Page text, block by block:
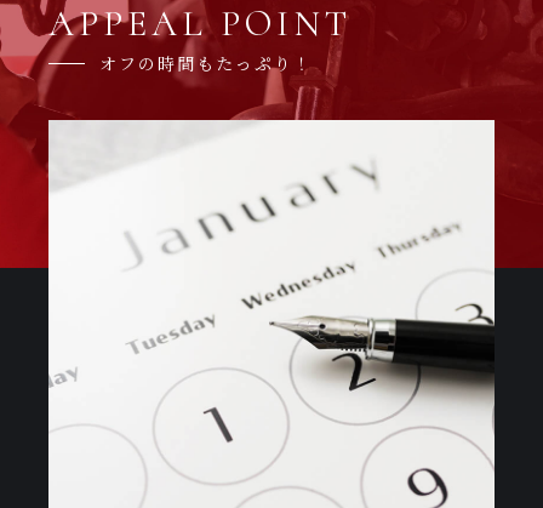
APPEAL POINT
オフの時間もたっぷり！